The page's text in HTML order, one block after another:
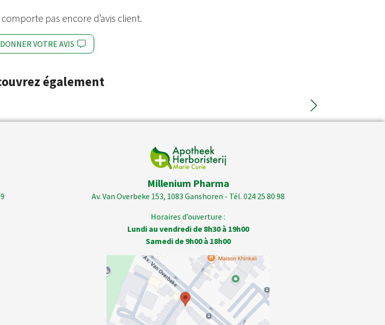
pas encore d’avis client.
DONNER VOTRE AVIS
également
Millenium Pharma
Av. Van Overbeke 153, 1083 Ganshoren - Tél. 024 25 80 98
Horaires d’ouverture :
Lundi au vendredi de 8h30 à 19h00
Samedi de 9h00 à 18h00